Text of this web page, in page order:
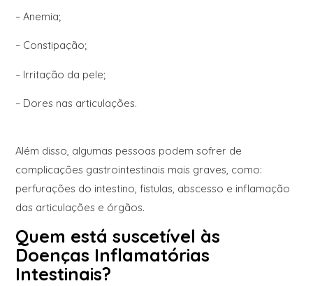
– Anemia;
– Constipação;
– Irritação da pele;
– Dores nas articulações.
Além disso, algumas pessoas podem sofrer de
complicações gastrointestinais mais graves, como:
perfurações do intestino, fistulas, abscesso e inflamação
das articulações e órgãos.
Quem está suscetível às
Doenças Inflamatórias
Intestinais?